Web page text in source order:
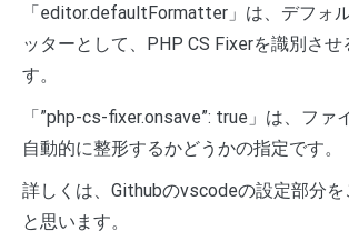
「editor.defaultFormatter」は、デフォ
ッターとして、PHP CS Fixerを識別させ
す。
「”php-cs-fixer.onsave”: true」は、ファ
自動的に整形するかどうかの指定です。
詳しくは、Githubのvscodeの設定部分
と思います。